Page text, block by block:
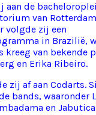
aan de
van
volgde zij een
in Brazilië,
kreeg van bekende
en Erika Ribeiro.
zij af aan Codarts.
bands, waaronder
en